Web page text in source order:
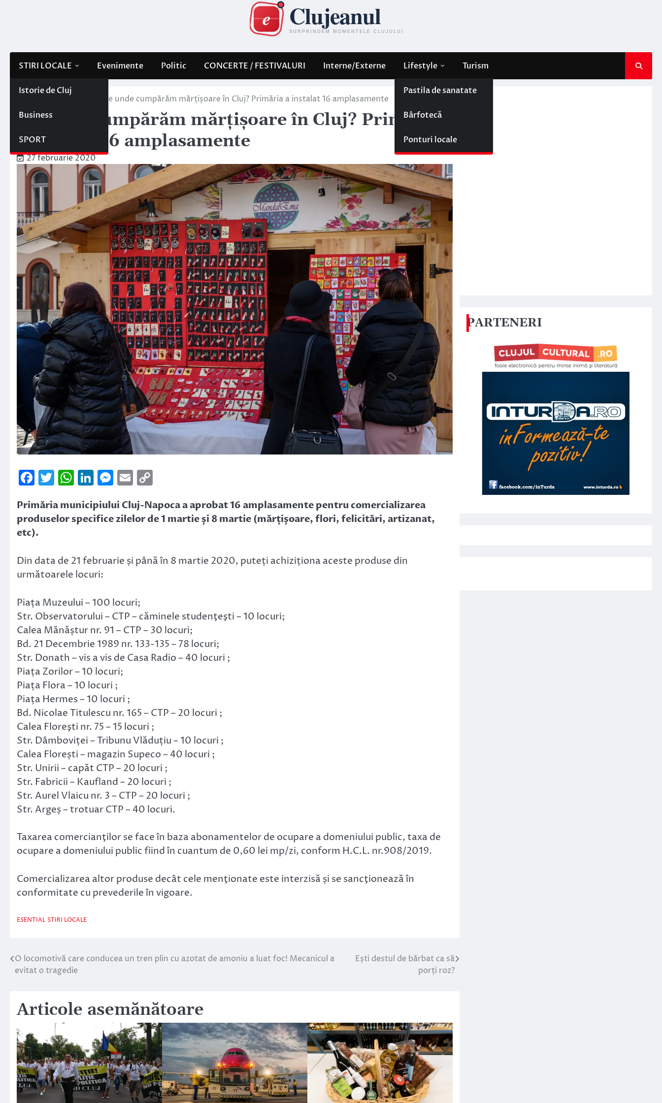
STIRI LOCALE
Istorie de Cluj
Business
SPORT
Evenimente Politic CONCERTE / FESTIVALURI Interne/Externe Lifestyle
Pastila de sanatate
Bârfotecă
Ponturi locale
Turism
Stiri locale De unde cumpărăm mărțișoare în Cluj? Primăria a instalat 16 amplasamente
De unde cumpărăm mărțișoare în Cluj? Primăria
a instalat 16 amplasamente
27 februarie 2020
Facebook
Twitter
WhatsApp
LinkedIn
Messenger
Email
Primăria municipiului Cluj-Napoca a aprobat 16 amplasamente pentru comercializarea
produselor specifice zilelor de 1 martie și 8 martie (mărțișoare, flori, felicitări, artizanat,
etc).
Din data de 21 februarie și până în 8 martie 2020, puteți achiziționa aceste produse din
următoarele locuri:
Piața Muzeului – 100 locuri;
Str. Observatorului – CTP – căminele studenţeşti – 10 locuri;
Calea Mănăștur nr. 91 – CTP – 30 locuri;
Bd. 21 Decembrie 1989 nr. 133-135 – 78 locuri;
Str. Donath – vis a vis de Casa Radio – 40 locuri ;
Piața Zorilor – 10 locuri;
Piața Flora – 10 locuri ;
Piața Hermes – 10 locuri ;
Bd. Nicolae Titulescu nr. 165 – CTP – 20 locuri ;
Calea Floreşti nr. 75 – 15 locuri ;
Str. Dâmboviței – Tribunu Vlăduțiu – 10 locuri ;
Calea Florești – magazin Supeco – 40 locuri ;
Str. Unirii – capăt CTP – 20 locuri ;
Str. Fabricii – Kaufland – 20 locuri ;
Str. Aurel Vlaicu nr. 3 – CTP – 20 locuri ;
Str. Argeș – trotuar CTP – 40 locuri.
Taxarea comercianţilor se face în baza abonamentelor de ocupare a domeniului public, taxa de
ocupare a domeniului public fiind în cuantum de 0,60 lei mp/zi, conform H.C.L. nr.908/2019.
Comercializarea altor produse decât cele menţionate este interzisă și se sancţionează în
conformitate cu prevederile în vigoare.
ESENTIAL STIRI LOCALE
Navigare
O locomotivă care conducea un tren plin cu azotat de amoniu a luat foc! Mecanicul a
evitat o tragedie
Ești destul de bărbat ca să
porți roz?
Articole asemănătoare
PARTENERI